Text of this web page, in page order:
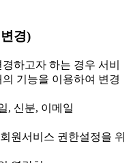
경)
하고자 하는 경우 서비
기능을 이용하여 변경
, 신분, 이메일
원서비스 권한설정을 위